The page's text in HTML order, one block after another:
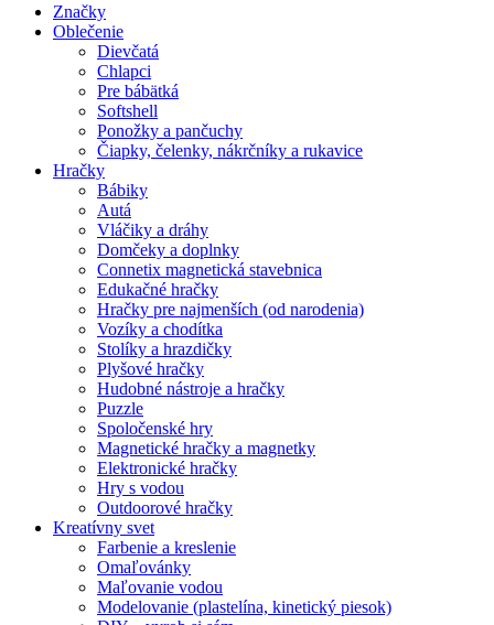
Značky
Oblečenie
Dievčatá
Chlapci
Pre bábätká
Softshell
Ponožky a pančuchy
Čiapky, čelenky, nákrčníky a rukavice
Hračky
Bábiky
Autá
Vláčiky a dráhy
Domčeky a doplnky
Connetix magnetická stavebnica
Edukačné hračky
Hračky pre najmenších (od narodenia)
Vozíky a chodítka
Stolíky a hrazdičky
Plyšové hračky
Hudobné nástroje a hračky
Puzzle
Spoločenské hry
Magnetické hračky a magnetky
Elektronické hračky
Hry s vodou
Outdoorové hračky
Kreatívny svet
Farbenie a kreslenie
Omaľovánky
Maľovanie vodou
Modelovanie (plastelína, kinetický piesok)